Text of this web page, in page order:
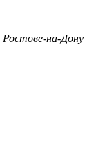
Ростове-на-Дону